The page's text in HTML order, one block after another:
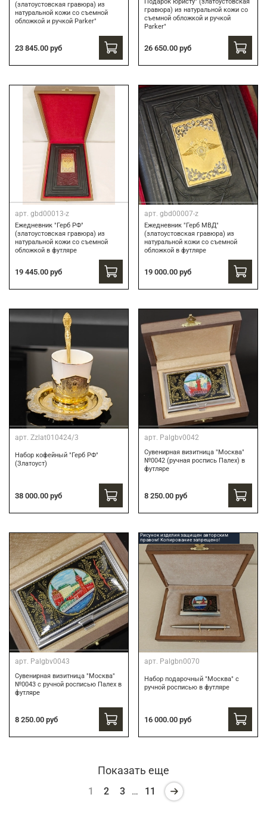
(златоустовская гравюра) из
натуральной кожи со съемной
обложкой и ручкой Parker"
23 845.00 руб
Подарок юристу" (златоустовская
гравюра) из натуральной кожи со
съемной обложкой и ручкой
Parker"
26 650.00 руб
арт. gbd00013-z
Ежедневник "Герб РФ"
(златоустовская гравюра) из
натуральной кожи со съемной
обложкой в футляре
19 445.00 руб
арт. gbd00007-z
Ежедневник "Герб МВД"
(златоустовская гравюра) из
натуральной кожи со съемной
обложкой в футляре
19 000.00 руб
арт. Zzlat010424/3
Набор кофейный "Герб РФ"
(Златоуст)
38 000.00 руб
арт. Palgbv0042
Сувенирная визитница "Москва"
№0042 (ручная роспись Палех) в
футляре
8 250.00 руб
арт. Palgbv0043
Сувенирная визитница "Москва"
№0043 с ручной росписью Палех в
футляре
8 250.00 руб
Рисунок изделия защищен авторским
правом! Копирование запрещено!
арт. Palgbn0070
Набор подарочный "Москва" с
ручной росписью в футляре
16 000.00 руб
Показать еще
1 2 3 … 11